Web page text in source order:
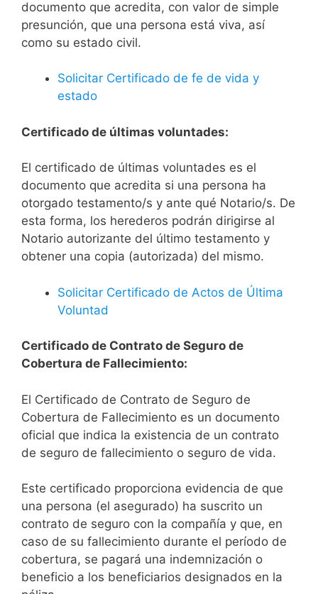
documento que acredita, con valor de simple
presunción, que una persona está viva, así
como su estado civil.
Solicitar Certificado de fe de vida y
estado
Certificado de últimas voluntades:
El certificado de últimas voluntades es el
documento que acredita si una persona ha
otorgado testamento/s y ante qué Notario/s. De
esta forma, los herederos podrán dirigirse al
Notario autorizante del último testamento y
obtener una copia (autorizada) del mismo.
Solicitar Certificado de Actos de Última
Voluntad
Certificado de Contrato de Seguro de
Cobertura de Fallecimiento:
El Certificado de Contrato de Seguro de
Cobertura de Fallecimiento es un documento
oficial que indica la existencia de un contrato
de seguro de fallecimiento o seguro de vida.
Este certificado proporciona evidencia de que
una persona (el asegurado) ha suscrito un
contrato de seguro con la compañía y que, en
caso de su fallecimiento durante el período de
cobertura, se pagará una indemnización o
beneficio a los beneficiarios designados en la